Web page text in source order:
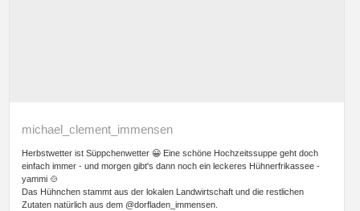
michael_clement_immensen
Herbstwetter ist Süppchenwetter 😀 Eine schöne Hochzeitssuppe geht doch
einfach immer - und morgen gibt's dann noch ein leckeres Hühnerfrikassee -
yammi 🍲
Das Hühnchen stammt aus der lokalen Landwirtschaft und die restlichen
Zutaten natürlich aus dem @dorfladen_immensen.